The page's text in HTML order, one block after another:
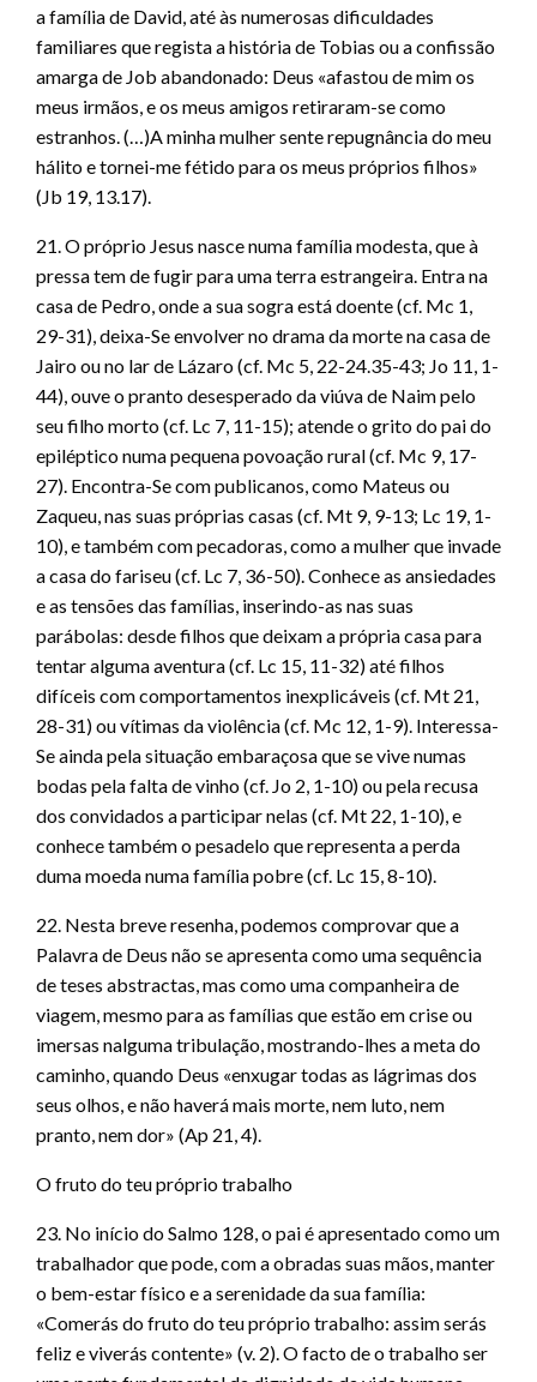
a família de David, até às numerosas dificuldades
familiares que regista a história de Tobias ou a confissão
amarga de Job abandonado: Deus «afastou de mim os
meus irmãos, e os meus amigos retiraram-se como
estranhos. (…)A minha mulher sente repugnância do meu
hálito e tornei-me fétido para os meus próprios filhos»
(Jb 19, 13.17).
21. O próprio Jesus nasce numa família modesta, que à
pressa tem de fugir para uma terra estrangeira. Entra na
casa de Pedro, onde a sua sogra está doente (cf. Mc 1,
29-31), deixa-Se envolver no drama da morte na casa de
Jairo ou no lar de Lázaro (cf. Mc 5, 22-24.35-43; Jo 11, 1-
44), ouve o pranto desesperado da viúva de Naim pelo
seu filho morto (cf. Lc 7, 11-15); atende o grito do pai do
epiléptico numa pequena povoação rural (cf. Mc 9, 17-
27). Encontra-Se com publicanos, como Mateus ou
Zaqueu, nas suas próprias casas (cf. Mt 9, 9-13; Lc 19, 1-
10), e também com pecadoras, como a mulher que invade
a casa do fariseu (cf. Lc 7, 36-50). Conhece as ansiedades
e as tensões das famílias, inserindo-as nas suas
parábolas: desde filhos que deixam a própria casa para
tentar alguma aventura (cf. Lc 15, 11-32) até filhos
difíceis com comportamentos inexplicáveis (cf. Mt 21,
28-31) ou vítimas da violência (cf. Mc 12, 1-9). Interessa-
Se ainda pela situação embaraçosa que se vive numas
bodas pela falta de vinho (cf. Jo 2, 1-10) ou pela recusa
dos convidados a participar nelas (cf. Mt 22, 1-10), e
conhece também o pesadelo que representa a perda
duma moeda numa família pobre (cf. Lc 15, 8-10).
22. Nesta breve resenha, podemos comprovar que a
Palavra de Deus não se apresenta como uma sequência
de teses abstractas, mas como uma companheira de
viagem, mesmo para as famílias que estão em crise ou
imersas nalguma tribulação, mostrando-lhes a meta do
caminho, quando Deus «enxugar todas as lágrimas dos
seus olhos, e não haverá mais morte, nem luto, nem
pranto, nem dor» (Ap 21, 4).
O fruto do teu próprio trabalho
23. No início do Salmo 128, o pai é apresentado como um
trabalhador que pode, com a obradas suas mãos, manter
o bem-estar físico e a serenidade da sua família:
«Comerás do fruto do teu próprio trabalho: assim serás
feliz e viverás contente» (v. 2). O facto de o trabalho ser